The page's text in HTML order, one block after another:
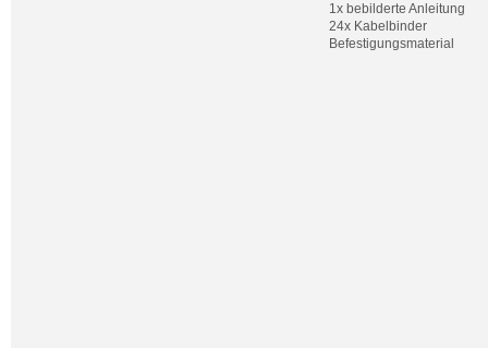
1x bebilderte Anleitung
24x Kabelbinder
Befestigungsmaterial